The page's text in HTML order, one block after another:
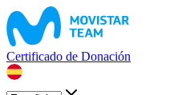
Certificado de Donación